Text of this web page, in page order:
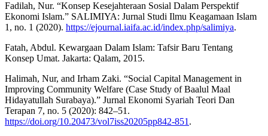
Fadilah, Nur. “Konsep Kesejahteraan Sosial Dalam Perspektif
Ekonomi Islam.” SALIMIYA: Jurnal Studi Ilmu Keagamaan Islam
1, no. 1 (2020). https://ejournal.iaifa.ac.id/index.php/salimiya.
Fatah, Abdul. Kewargaan Dalam Islam: Tafsir Baru Tentang
Konsep Umat. Jakarta: Qalam, 2015.
Halimah, Nur, and Irham Zaki. “Social Capital Management in
Improving Community Welfare (Case Study of Baalul Maal
Hidayatullah Surabaya).” Jurnal Ekonomi Syariah Teori Dan
Terapan 7, no. 5 (2020): 842–51.
https://doi.org/10.20473/vol7iss20205pp842-851.